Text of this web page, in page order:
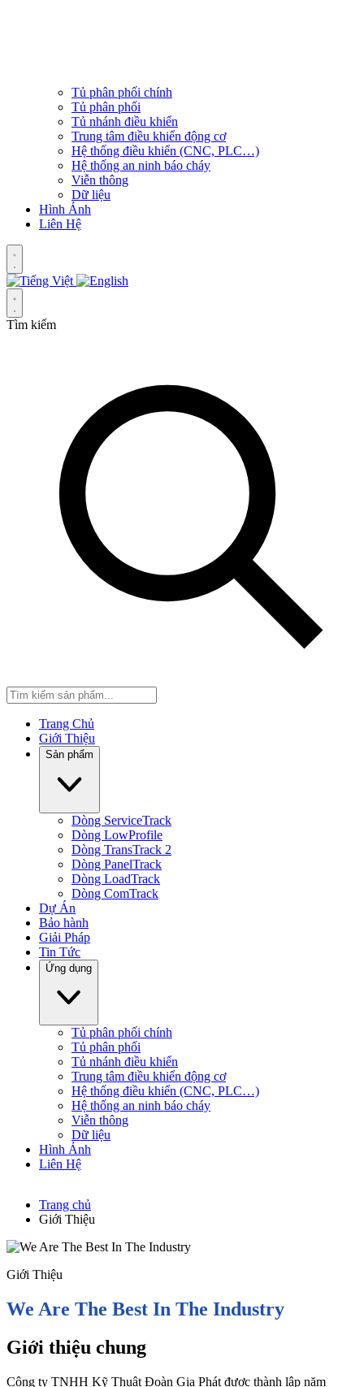
Tủ phân phối chính
Tủ phân phối
Tủ nhánh điều khiển
Trung tâm điều khiển động cơ
Hệ thống điều khiển (CNC, PLC…)
Hệ thống an ninh báo cháy
Viễn thông
Dữ liệu
Hình Ảnh
Liên Hệ
Tìm kiếm
Trang Chủ
Giới Thiệu
Sản phẩm
Dòng ServiceTrack
Dòng LowProfile
Dòng TransTrack 2
Dòng PanelTrack
Dòng LoadTrack
Dòng ComTrack
Dự Án
Bảo hành
Giải Pháp
Tin Tức
Ứng dụng
Tủ phân phối chính
Tủ phân phối
Tủ nhánh điều khiển
Trung tâm điều khiển động cơ
Hệ thống điều khiển (CNC, PLC…)
Hệ thống an ninh báo cháy
Viễn thông
Dữ liệu
Hình Ảnh
Liên Hệ
Trang chủ
Giới Thiệu
Giới Thiệu
We Are The Best In The Industry
Giới thiệu chung
Công ty TNHH Kỹ Thuật Đoàn Gia Phát được thành lập năm